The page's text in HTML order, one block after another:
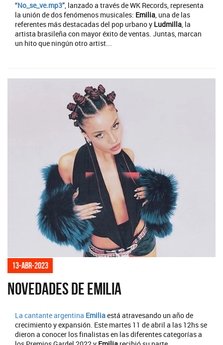
“No_se_ve.mp3”, lanzado a través de WK Records, representa
la unión de dos fenómenos musicales: Emilia, una de las
referentes más destacadas del pop urbano y Ludmilla, la
artista brasileña con mayor éxito de ventas. Juntas, marcan
un hito que ningún otro artist...
13-abr-2023
Novedades de Emilia
La cantante argentina Emiliaestá atravesando un año de
crecimiento y expansión. Este martes 11 de abril a las 12hs se
dieron a conocer los finalistas en las diferentes categorías a